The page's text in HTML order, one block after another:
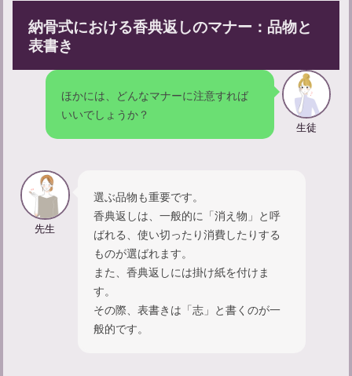
忌中期間中の孫の振る舞いについて：やってはいけないことは
納骨式における香典返しのマナー：品物と
表書き
ほかには、どんなマナーに注意すれば
いいでしょうか？
生徒
先生
選ぶ品物も重要です。
香典返しは、一般的に「消え物」と呼
ばれる、使い切ったり消費したりする
ものが選ばれます。
また、香典返しには掛け紙を付けま
す。
その際、表書きは「志」と書くのが一
般的です。